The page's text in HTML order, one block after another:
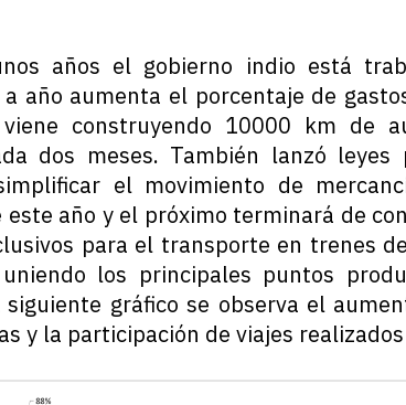
años el gobierno indio está
año aumenta el porcentaje de
viene construyendo 10000 km de
dos meses. También lanzó
el movimiento de
este año y el próximo terminará de
para el transporte en trenes
los principales puntos
gráfico se observa el
y la participación de viajes